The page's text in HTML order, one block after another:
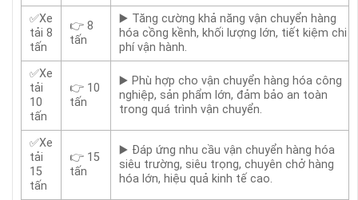
✅Xe
tải 8
tấn
👉 8
tấn
▶️ Tăng cường khả năng vận chuyển hàng
hóa cồng kềnh, khối lượng lớn, tiết kiệm chi
phí vận hành.
✅Xe
tải
10
tấn
👉 10
tấn
▶️ Phù hợp cho vận chuyển hàng hóa công
nghiệp, sản phẩm lớn, đảm bảo an toàn
trong quá trình vận chuyển.
✅Xe
tải
15
tấn
👉 15
tấn
▶️ Đáp ứng nhu cầu vận chuyển hàng hóa
siêu trường, siêu trọng, chuyên chở hàng
hóa lớn, hiệu quả kinh tế cao.